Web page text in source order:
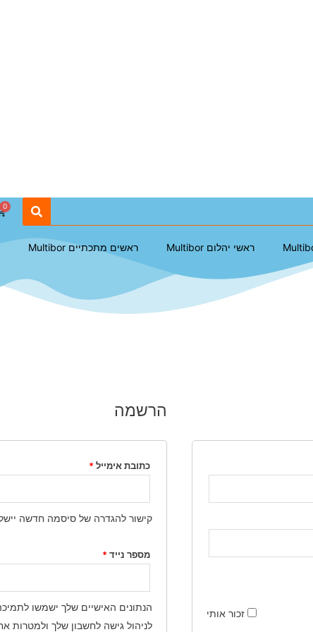
ראשי יהלום Multibor ראשים מתכתיים Multibor
זכור אותי
הרשמה
כתובת אימייל *
קישור להגדרה של סיסמה חדשה
מספר נייד *
הנתונים האישיים שלך ישמשו
לניהול גישה לחשבון שלך ולמטרות